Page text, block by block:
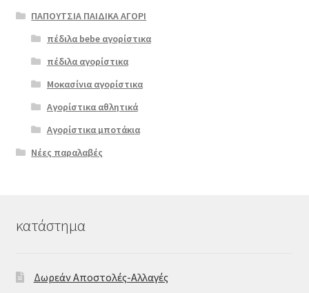
ΠΑΠΟΥΤΣΙΑ ΠΑΙΔΙΚΑ ΑΓΟΡΙ
πέδιλα bebe αγορίστικα
πέδιλα αγορίστικα
Μοκασίνια αγορίστικα
Αγορίστικα αθλητικά
Αγορίστικα μποτάκια
Νέες παραλαβές
κατάστημα
Δωρεάν Αποστολές-Αλλαγές